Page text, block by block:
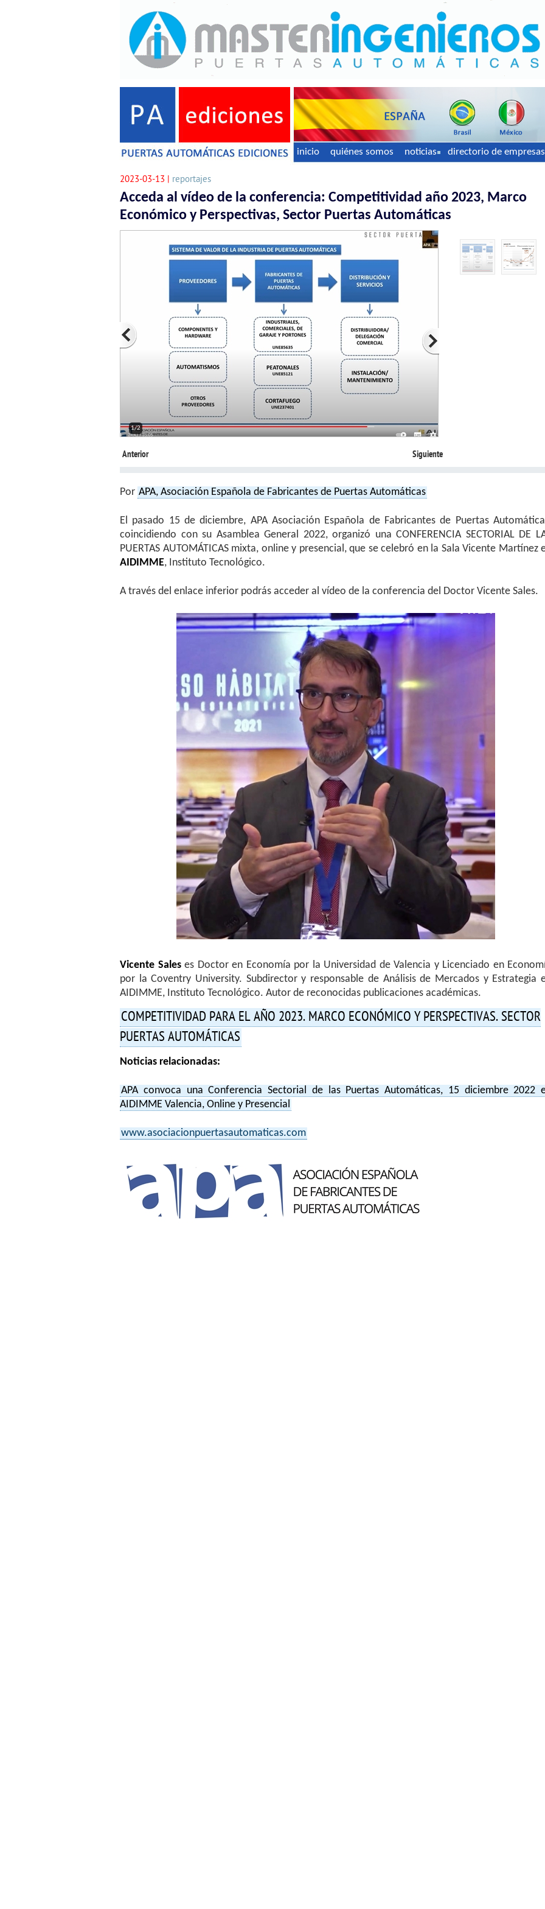
inicio quiénes somos noticias directorio de empresas
2023-03-13 | reportajes
Acceda al vídeo de la conferencia: Competitividad año 2023, Marco
Económico y Perspectivas, Sector Puertas Automáticas
1/2
Anterior Siguiente
Por APA, Asociación Española de Fabricantes de Puertas Automáticas
El pasado 15 de diciembre, APA Asociación Española de Fabricantes de Puertas
coincidiendo con su Asamblea General 2022, organizó una CONFERENCIA SECTORIAL DE
PUERTAS AUTOMÁTICAS mixta, online y presencial, que se celebró en la Sala Vicente Martínez
AIDIMME, Instituto Tecnológico.
A través del enlace inferior podrás acceder al vídeo de la conferencia del Doctor Vicente Sales.
Vicente Saleses Doctor en Economía por la Universidad de Valencia y Licenciado en
por la Coventry University. Subdirector y responsable de Análisis de Mercados y Estrategia
AIDIMME, Instituto Tecnológico. Autor de reconocidas publicaciones académicas.
COMPETITIVIDAD PARA EL AÑO 2023. MARCO ECONÓMICO Y PERSPECTIVAS. SECTOR
PUERTAS AUTOMÁTICAS
Noticias relacionadas:
APA convoca una Conferencia Sectorial de las Puertas Automáticas, 15 diciembre 2022
AIDIMME Valencia, Online y Presencial
www.asociacionpuertasautomaticas.com